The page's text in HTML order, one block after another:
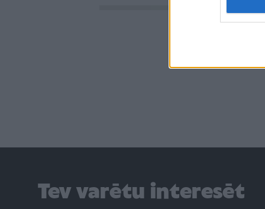
Tev varētu interesēt